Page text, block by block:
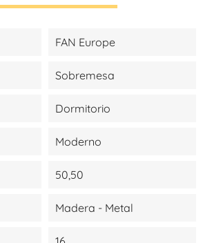
FAN Europe
Sobremesa
Dormitorio
Moderno
50,50
Madera - Metal